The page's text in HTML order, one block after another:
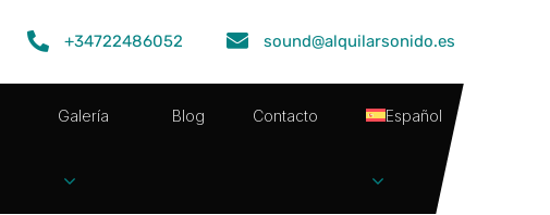
+34722486052 sound@alquilarsonido.es
Galería Blog Contacto Español